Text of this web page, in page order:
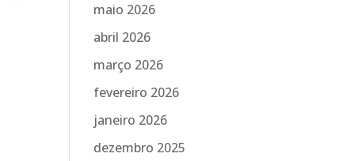
maio 2026
abril 2026
março 2026
fevereiro 2026
janeiro 2026
dezembro 2025